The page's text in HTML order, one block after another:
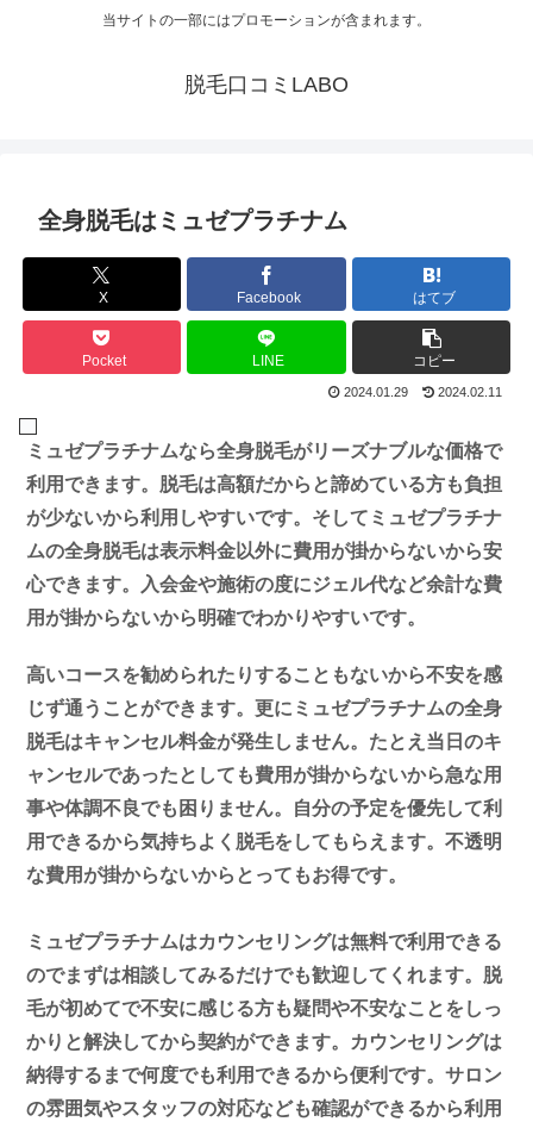
当サイトの一部にはプロモーションが含まれます。
脱毛口コミLABO
全身脱毛はミュゼプラチナム
X Facebook はてブ
Pocket LINE コピー
2024.01.29 2024.02.11
ミュゼプラチナムなら全身脱毛がリーズナブルな価格で
利用できます。脱毛は高額だからと諦めている方も負担
が少ないから利用しやすいです。そしてミュゼプラチナ
ムの全身脱毛は表示料金以外に費用が掛からないから安
心できます。入会金や施術の度にジェル代など余計な費
用が掛からないから明確でわかりやすいです。
高いコースを勧められたりすることもないから不安を感
じず通うことができます。更にミュゼプラチナムの全身
脱毛はキャンセル料金が発生しません。たとえ当日のキ
ャンセルであったとしても費用が掛からないから急な用
事や体調不良でも困りません。自分の予定を優先して利
用できるから気持ちよく脱毛をしてもらえます。不透明
な費用が掛からないからとってもお得です。
ミュゼプラチナムはカウンセリングは無料で利用できる
のでまずは相談してみるだけでも歓迎してくれます。脱
毛が初めてで不安に感じる方も疑問や不安なことをしっ
かりと解決してから契約ができます。カウンセリングは
納得するまで何度でも利用できるから便利です。サロン
の雰囲気やスタッフの対応なども確認ができるから利用